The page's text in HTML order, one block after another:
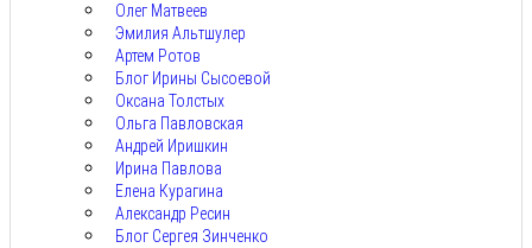
Олег Матвеев
Эмилия Альтшулер
Артем Ротов
Блог Ирины Сысоевой
Оксана Толстых
Ольга Павловская
Андрей Иришкин
Ирина Павлова
Елена Курагина
Александр Ресин
Блог Сергея Зинченко